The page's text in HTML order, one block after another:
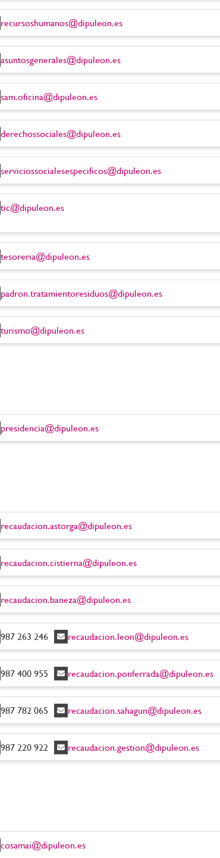
recursoshumanos@dipuleon.es
asuntosgenerales@dipuleon.es
sam.oficina@dipuleon.es
derechossociales@dipuleon.es
serviciossocialesespecificos@dipuleon.es
tic@dipuleon.es
tesoreria@dipuleon.es
padron.tratamientoresiduos@dipuleon.es
turismo@dipuleon.es
presidencia@dipuleon.es
recaudacion.astorga@dipuleon.es
recaudacion.cistierna@dipuleon.es
recaudacion.baneza@dipuleon.es
987 263 246 recaudacion.leon@dipuleon.es
987 400 955 recaudacion.ponferrada@dipuleon.es
987 782 065 recaudacion.sahagun@dipuleon.es
987 220 922 recaudacion.gestion@dipuleon.es
cosamai@dipuleon.es